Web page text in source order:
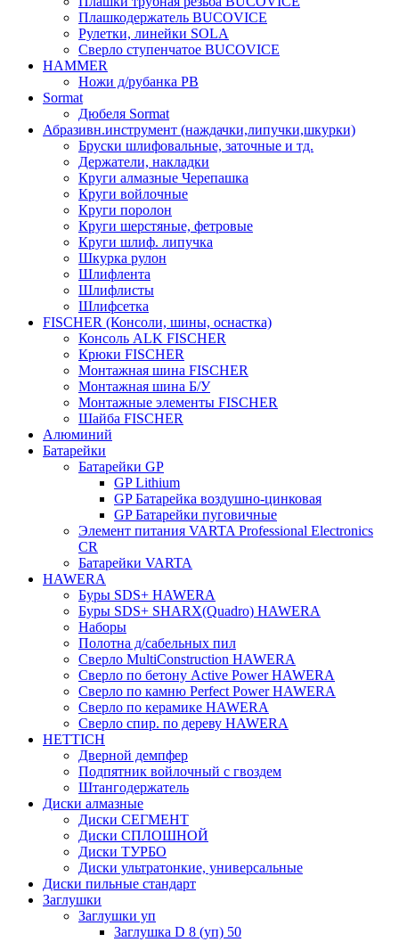
Плашкодержатель BUCOVICE
Рулетки, линейки SOLA
Сверло ступенчатое BUCOVICE
HAMMER
Ножи д/рубанка РВ
Sormat
Дюбеля Sormat
Абразивн.инструмент (наждачки,липучки,шкурки)
Бруски шлифовальные, заточные и тд.
Держатели, накладки
Круги алмазные Черепашка
Круги войлочные
Круги поролон
Круги шерстяные, фетровые
Круги шлиф. липучка
Шкурка рулон
Шлифлента
Шлифлисты
Шлифсетка
FISCHER (Консоли, шины, оснастка)
Консоль ALK FISCHER
Крюки FISCHER
Монтажная шина FISCHER
Монтажная шина Б/У
Монтажные элементы FISCHER
Шайба FISCHER
Алюминий
Батарейки
Батарейки GP
GP Lithium
GP Батарейка воздушно-цинковая
GP Батарейки пуговичные
Элемент питания VARTA Professional Electronics
CR
Батарейки VARTA
HAWERA
Буры SDS+ HAWERA
Буры SDS+ SHARX(Quadro) HAWERA
Наборы
Полотна д/сабельных пил
Сверло MultiConstruction HAWERA
Сверло по бетону Active Power HAWERA
Сверло по камню Perfect Power HAWERA
Сверло по керамике HAWERA
Сверло спир. по дереву HAWERA
HETTICH
Дверной демпфер
Подпятник войлочный с гвоздем
Штангодержатель
Диски алмазные
Диски СЕГМЕНТ
Диски СПЛОШНОЙ
Диски ТУРБО
Диски ультратонкие, универсальные
Диски пильные стандарт
Заглушки
Заглушки уп
Заглушка D 8 (уп) 50